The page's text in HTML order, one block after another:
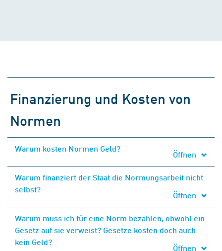
Finanzierung und Kosten von
Normen
Warum kosten Normen Geld?
Öffnen
Warum finanziert der Staat die Normungsarbeit nicht
selbst?
Öffnen
Warum muss ich für eine Norm bezahlen, obwohl ein
Gesetz auf sie verweist? Gesetze kosten doch auch
kein Geld?
Öffnen